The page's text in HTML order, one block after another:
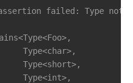
failed: Type not
Type<char>,
Type<short>,
Type<int>,